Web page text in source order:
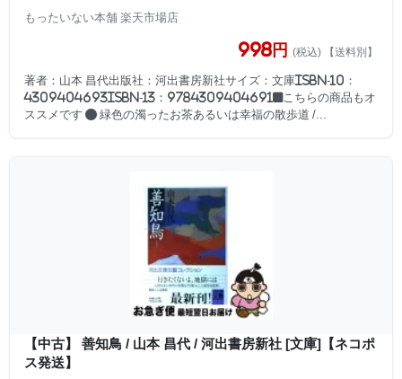
もったいない本舗 楽天市場店
998円 (税込) 【送料別】
著者：山本 昌代出版社：河出書房新社サイズ：文庫ISBN-10：
4309404693ISBN-13：9784309404691■こちらの商品もオ
ススメです ● 緑色の濁ったお茶あるいは幸福の散歩道 /...
【中古】 善知鳥 / 山本 昌代 / 河出書房新社 [文庫]【ネコポ
ス発送】